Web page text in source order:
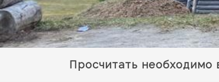
Просчитать необходимо